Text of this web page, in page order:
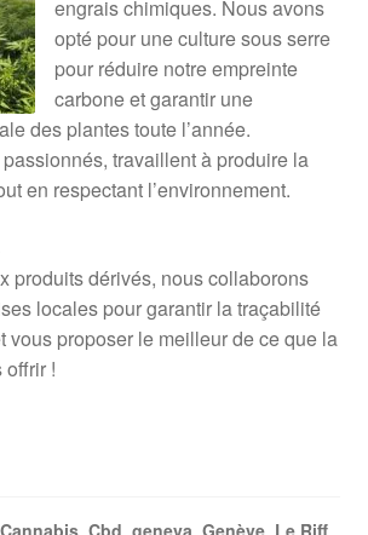
engrais chimiques. Nous avons
opté pour une culture sous serre
pour réduire notre empreinte
carbone et garantir une
des plantes toute l’année.
travaillent à produire la
en respectant l’environnement.
produits dérivés, nous collaborons
locales pour garantir la traçabilité
vous proposer le meilleur de ce que la
offrir !
Cannabis, Cbd geneva Genève, Le Riff,